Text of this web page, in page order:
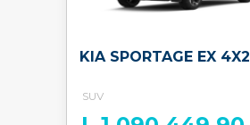
KIA SPORTAGE EX 4X2
SUV